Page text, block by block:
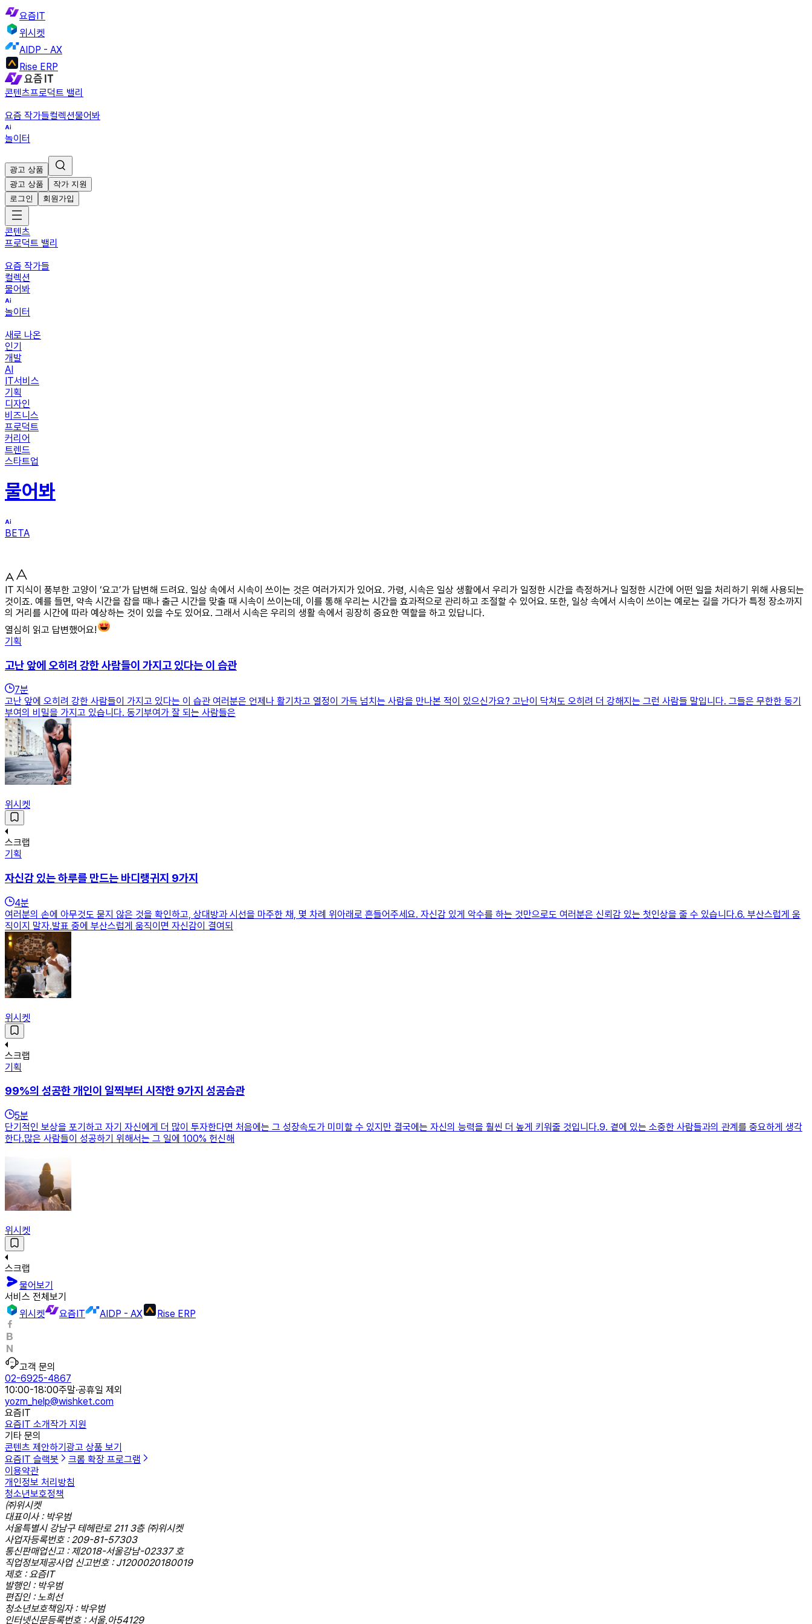
요즘IT
위시켓
AIDP - AX
Rise ERP
콘텐츠프로덕트 밸리
요즘 작가들컬렉션물어봐
놀이터
광고 상품
광고 상품
작가 지원
로그인
회원가입
콘텐츠
프로덕트 밸리
요즘 작가들
컬렉션
물어봐
놀이터
새로 나온
인기
개발
AI
IT서비스
기획
디자인
비즈니스
프로덕트
커리어
트렌드
스타트업
물어봐
BETA
IT 지식이 풍부한 고양이 ‘요고’가 답변해 드려요. 일상 속에서 시속이 쓰이는 것은 여러가지가 있어요. 가령, 시속은 일상 생활에서 우리가 일정한 시간을 측정하거나 일정한 시간에 어떤 일을 처리하기 위해 사용되는
것이죠. 예를 들면, 약속 시간을 잡을 때나 출근 시간을 맞출 때 시속이 쓰이는데, 이를 통해 우리는 시간을 효과적으로 관리하고 조절할 수 있어요. 또한, 일상 속에서 시속이 쓰이는 예로는 길을 가다가 특정 장소까지
의 거리를 시간에 따라 예상하는 것이 있을 수도 있어요. 그래서 시속은 우리의 생활 속에서 굉장히 중요한 역할을 하고 있답니다.
열심히 읽고 답변했어요!
기획
고난 앞에 오히려 강한 사람들이 가지고 있다는 이 습관
7분
고난 앞에 오히려 강한 사람들이 가지고 있다는 이 습관 여러분은 언제나 활기차고 열정이 가득 넘치는 사람을 만나본 적이 있으신가요? 고난이 닥쳐도 오히려 더 강해지는 그런 사람들 말입니다. 그들은 무한한 동기
부여의 비밀을 가지고 있습니다. 동기부여가 잘 되는 사람들은
위시켓
스크랩
기획
자신감 있는 하루를 만드는 바디랭귀지 9가지
4분
여러분의 손에 아무것도 묻지 않은 것을 확인하고, 상대방과 시선을 마주한 채, 몇 차례 위아래로 흔들어주세요. 자신감 있게 악수를 하는 것만으로도 여러분은 신뢰감 있는 첫인상을 줄 수 있습니다.6. 부산스럽게 움
직이지 말자.발표 중에 부산스럽게 움직이면 자신감이 결여되
위시켓
스크랩
기획
99%의 성공한 개인이 일찍부터 시작한 9가지 성공습관
5분
단기적인 보상을 포기하고 자기 자신에게 더 많이 투자한다면 처음에는 그 성장속도가 미미할 수 있지만 결국에는 자신의 능력을 훨씬 더 높게 키워줄 것입니다.9. 곁에 있는 소중한 사람들과의 관계를 중요하게 생각
한다.많은 사람들이 성공하기 위해서는 그 일에 100% 헌신해
위시켓
스크랩
물어보기
서비스 전체보기
위시켓
요즘IT AIDP - AX Rise ERP
고객 문의
02-6925-4867
10:00-18:00주말·공휴일 제외
yozm_help@wishket.com
요즘IT
요즘IT 소개작가 지원
기타 문의
콘텐츠 제안하기 광고 상품 보기
요즘IT 슬랙봇
크롬 확장 프로그램
이용약관
개인정보 처리방침
청소년보호정책
㈜위시켓
대표이사 : 박우범
서울특별시 강남구 테헤란로 211 3층 ㈜위시켓
사업자등록번호 : 209-81-57303
통신판매업신고 : 제2018-서울강남-02337 호
직업정보제공사업 신고번호 : J1200020180019
제호 : 요즘IT
발행인 : 박우범
편집인 : 노희선
청소년보호책임자 : 박우범
인터넷신문등록번호 : 서울,아54129